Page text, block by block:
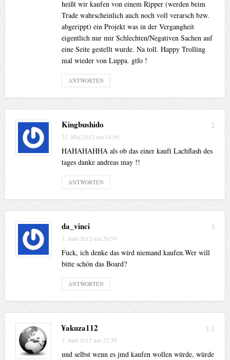
heißt wir kaufen von einem Ripper (werden beim
Trade wahrscheinlich auch noch voll verarsch bzw.
abgerippt) ein Projekt was in der Vergangheit
eigentlich nur mir Schlechten/Negativen Sachen auf
eine Seite gestellt wurde. Na toll. Happy Trolling
mal wieder von Luppa. gtfo !
ANTWORTEN
2
Kingbushido
31. Mai 2012 um 14:36
HAHAHAHHA als ob das einer kauft Lachflash des
tages danke andreas may !!
ANTWORTEN
3
da_vinci
1. Juni 2012 um 20:59
Fuck, ich denke das wird niemand kaufen.Wer will
bitte schön das Board?
ANTWORTEN
3.1
¥akuza112
1. Juni 2012 um 22:39
und selbst wenn es jmd kaufen wollen würde, würde